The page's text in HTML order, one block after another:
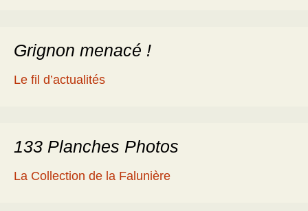
Grignon menacé !
Le fil d’actualités
133 Planches Photos
La Collection de la Falunière